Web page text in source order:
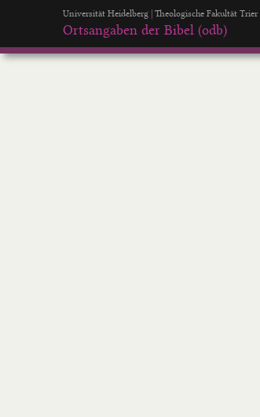
Universität Heidelberg | Theologische Fakultät Trier
Ortsangaben der Bibel (odb)